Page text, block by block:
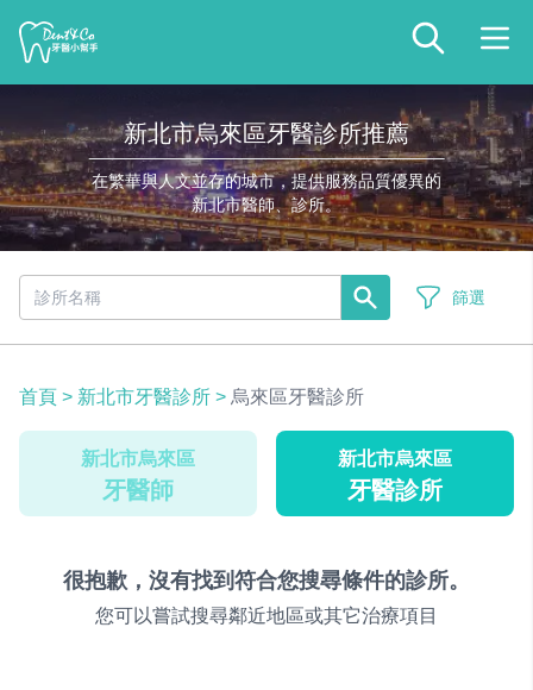
新北市烏來區牙醫診所推薦
在繁華與人文並存的城市，提供服務品質優異的
新北市醫師、診所。
篩選
首頁 > 新北市牙醫診所 > 烏來區牙醫診所
新北市烏來區
牙醫師
新北市烏來區
牙醫診所
很抱歉，沒有找到符合您搜尋條件的診所。
您可以嘗試搜尋鄰近地區或其它治療項目